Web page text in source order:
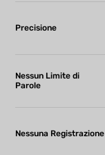
Precisione
Nessun Limite di
Parole
Nessuna Registrazione